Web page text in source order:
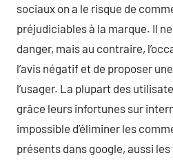
sociaux on a le risque de
préjudiciables à la marque. Il
danger, mais au contraire,
l’avis négatif et de proposer
l’usager. La plupart des
grâce leurs infortunes sur
impossible d’éliminer les
présents dans google, aussi